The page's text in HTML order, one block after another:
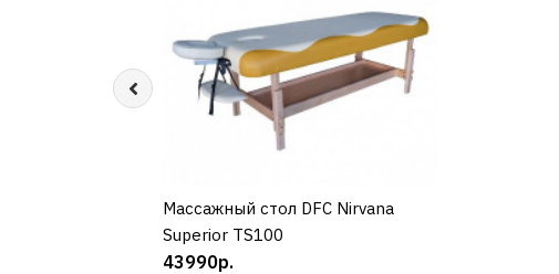
КУПИТЬ
Массажный стол DFC Nirvana
Superior TS100
43990р.